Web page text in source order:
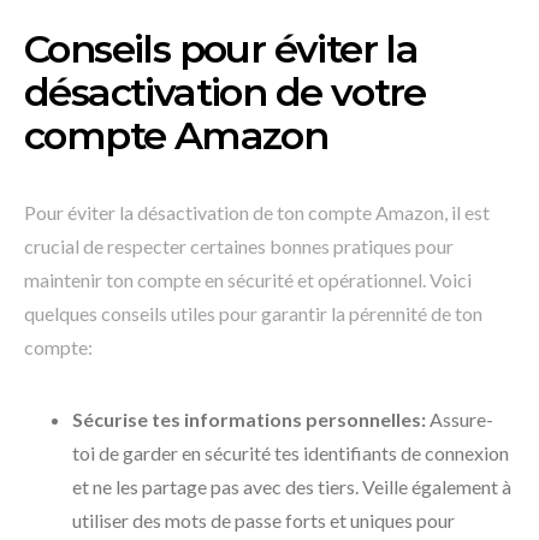
Conseils pour éviter la
désactivation de votre
compte Amazon
Pour éviter la désactivation de ton compte Amazon, il est
crucial de respecter certaines bonnes pratiques pour
maintenir ton compte en sécurité et opérationnel. Voici
quelques conseils utiles pour garantir la pérennité de ton
compte:
Sécurise tes informations personnelles:Assure-
toi de garder en sécurité tes identifiants de connexion
et ne les partage pas avec des tiers. Veille également à
utiliser des mots de passe forts et uniques pour